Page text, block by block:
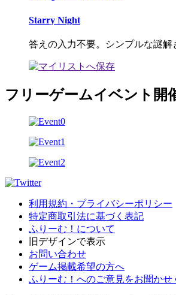
Starry Night
答えの入力不要。シンプルな謎解
フリーゲームイベント開
利用規約・プライバシーポリシー
特定商取引法に基づく表記
ふりーむ！について
旧デザインで表示
お問い合わせ
ゲーム掲載希望の方へ
ふりーむ！へのご意見をお聞かせ